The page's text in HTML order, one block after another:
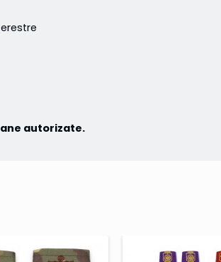
autorizate.